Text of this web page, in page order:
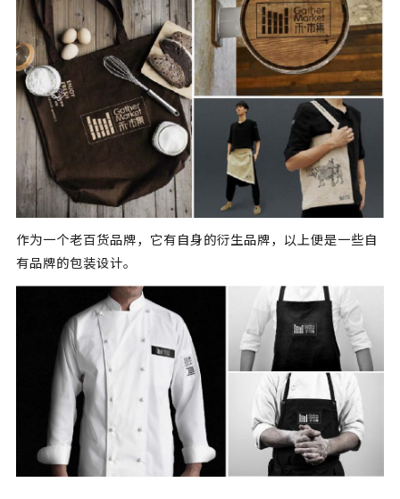
作为一个老百货品牌，它有自身的衍生品牌，以上便是一些自
有品牌的包装设计。